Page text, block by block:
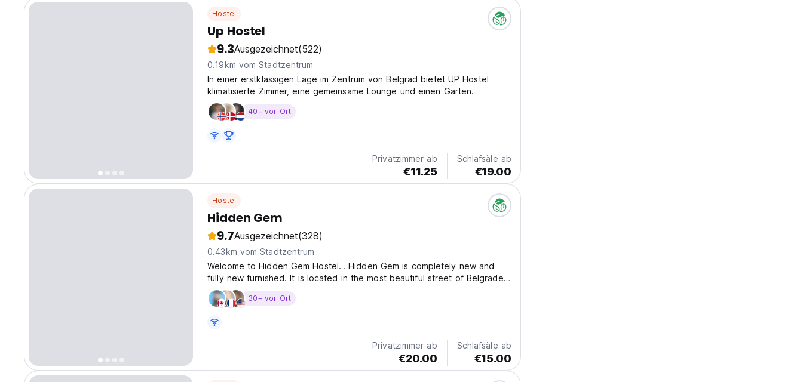
Hostel
Up Hostel
9.3Ausgezeichnet(522)
0.19km vom Stadtzentrum
In einer erstklassigen Lage im Zentrum von Belgrad bietet UP Hostel
klimatisierte Zimmer, eine gemeinsame Lounge und einen Garten.
40+ vor Ort
Privatzimmer ab
€11.25
Schlafsäle ab
€19.00
Hostel
Hidden Gem
9.7Ausgezeichnet(328)
0.43km vom Stadtzentrum
Welcome to Hidden Gem Hostel… Hidden Gem is completely new and
fully new furnished. It is located in the most beautiful street of Belgrade,
Simina. Which means definitely the heart of the city. Just a few steps
away from all the important points in Belgrade,...
30+ vor Ort
Privatzimmer ab
€20.00
Schlafsäle ab
€15.00